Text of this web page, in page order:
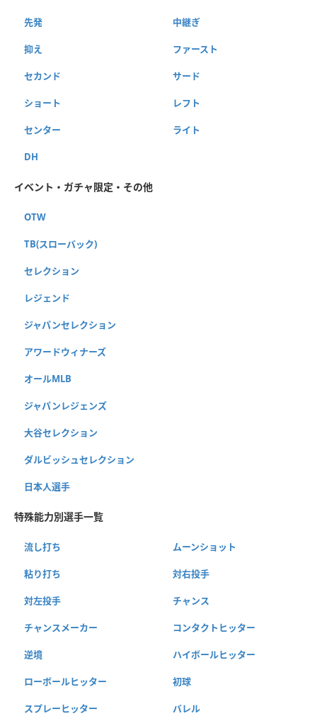
先発 中継ぎ
抑え ファースト
セカンド サード
ショート レフト
センター ライト
DH
イベント・ガチャ限定・その他
OTW
TB(スローバック)
セレクション
レジェンド
ジャパンセレクション
アワードウィナーズ
オールMLB
ジャパンレジェンズ
大谷セレクション
ダルビッシュセレクション
日本人選手
特殊能力別選手一覧
流し打ち ムーンショット
粘り打ち 対右投手
対左投手 チャンス
チャンスメーカー コンタクトヒッター
逆境 ハイボールヒッター
ローボールヒッター 初球
スプレーヒッター バレル